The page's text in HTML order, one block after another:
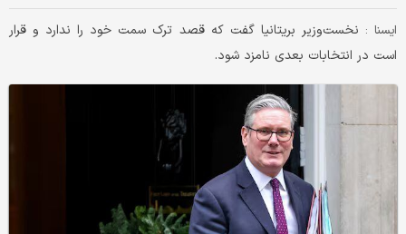
ايسنا : نخست‌وزیر بریتانیا گفت که قصد ترک سمت خود را ندارد و قرار
است در انتخابات بعدی نامزد شود.